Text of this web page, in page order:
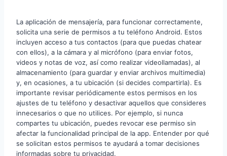
La aplicación de mensajería, para funcionar correctamente,
solicita una serie de permisos a tu teléfono Android. Estos
incluyen acceso a tus contactos (para que puedas chatear
con ellos), a la cámara y al micrófono (para enviar fotos,
videos y notas de voz, así como realizar videollamadas), al
almacenamiento (para guardar y enviar archivos multimedia)
y, en ocasiones, a tu ubicación (si decides compartirla). Es
importante revisar periódicamente estos permisos en los
ajustes de tu teléfono y desactivar aquellos que consideres
innecesarios o que no utilices. Por ejemplo, si nunca
compartes tu ubicación, puedes revocar ese permiso sin
afectar la funcionalidad principal de la app. Entender por qué
se solicitan estos permisos te ayudará a tomar decisiones
informadas sobre tu privacidad.